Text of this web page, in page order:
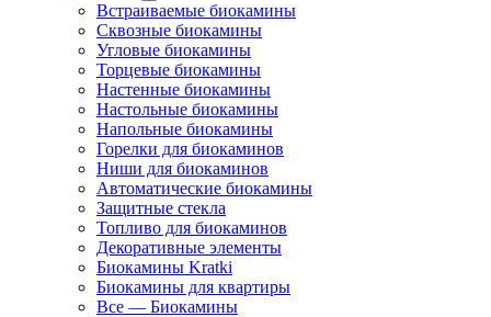
Встраиваемые биокамины
Сквозные биокамины
Угловые биокамины
Торцевые биокамины
Настенные биокамины
Настольные биокамины
Напольные биокамины
Горелки для биокаминов
Ниши для биокаминов
Автоматические биокамины
Защитные стекла
Топливо для биокаминов
Декоративные элементы
Биокамины Kratki
Биокамины для квартиры
Все — Биокамины